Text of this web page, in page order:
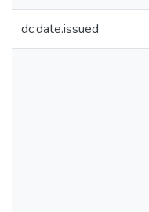
dc.date.issued